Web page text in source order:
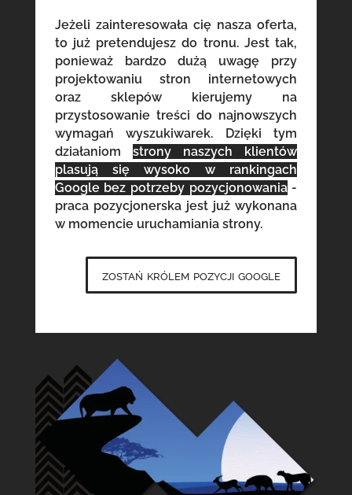
Jeżeli zainteresowała cię nasza oferta,
to już pretendujesz do tronu. Jest tak,
ponieważ bardzo dużą uwagę przy
projektowaniu stron internetowych
oraz sklepów kierujemy na
przystosowanie treści do najnowszych
wymagań wyszukiwarek. Dzięki tym
działaniom strony naszych klientów
plasują się wysoko w rankingach
Google bez potrzeby pozycjonowania-
praca pozycjonerska jest już wykonana
w momencie uruchamiania strony.
zostań królem pozycji google